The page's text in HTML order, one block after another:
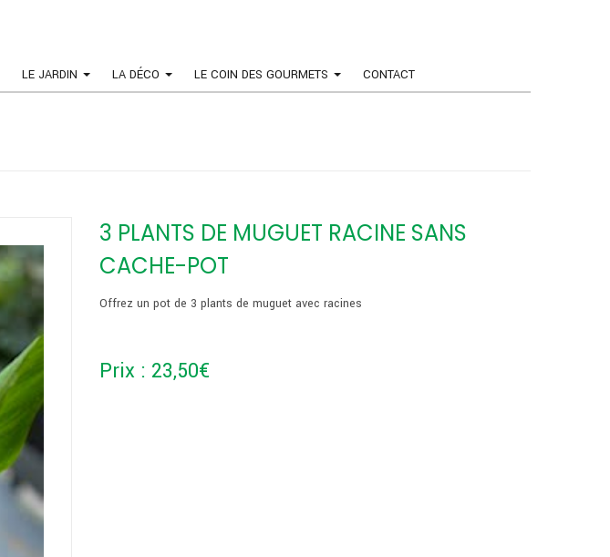
LE JARDIN LA DÉCO LE COIN DES GOURMETS CONTACT
3 PLANTS DE MUGUET RACINE SANS
CACHE-POT
Offrez un pot de 3 plants de muguet avec racines
Prix : 23,50€